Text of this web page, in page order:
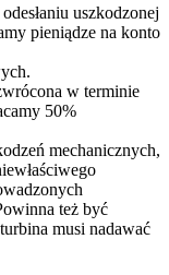
uszkodzonej
pieniądze na konto
w terminie
50%
mechanicznych,
też być
musi nadawać